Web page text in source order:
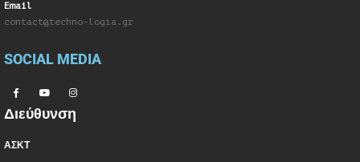
Email
contact@techno-logia.gr
SOCIAL MEDIA
Διεύθυνση
ΑΣΚΤ